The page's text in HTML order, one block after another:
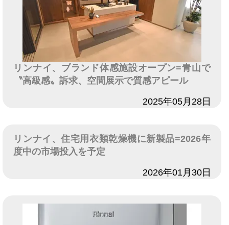
リンナイ、ブランド体感施設オープン=青山で
〝高級感〟訴求、空間展示で質感アピール
2025年05月28日
リンナイ、住宅用衣類乾燥機に新製品=2026年
度中の市場投入を予定
2026年01月30日